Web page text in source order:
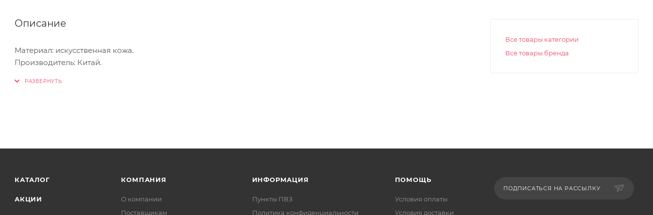
Описание
Материал: искусственная кожа.
Производитель: Китай.
Все товары категории
Все товары бренда
КАТАЛОГ
АКЦИИ
КОМПАНИЯ
О компании
Поставщикам
ИНФОРМАЦИЯ
Пункты ПВЗ
Политика конфиденциальности
ПОМОЩЬ
Условия оплаты
Условия доставки
ПОДПИСАТЬСЯ НА РАССЫЛКУ